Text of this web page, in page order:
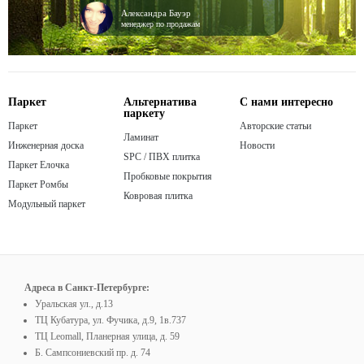
Александра Бауэр
менеджер по продажам
Паркет
Паркет
Инженерная доска
Паркет Елочка
Паркет Ромбы
Модульный паркет
Альтернатива
паркету
Ламинат
SPC / ПВХ плитка
Пробковые покрытия
Ковровая плитка
С нами интересно
Авторские статьи
Новости
Адреса в Санкт-Петербурге:
Уральская ул., д.13
ТЦ Кубатура, ул. Фучика, д.9, 1в.737
ТЦ Leomall, Планерная улица, д. 59
Б. Сампсониевский пр. д. 74